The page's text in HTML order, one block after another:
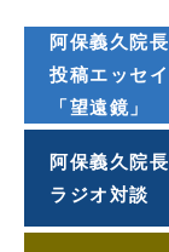
阿保義久院長
投稿エッセイ
「望遠鏡」
阿保義久院長
ラジオ対談